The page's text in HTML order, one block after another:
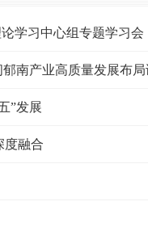
学习中心组专题学习会
南产业高质量发展布局
”发展
度融合